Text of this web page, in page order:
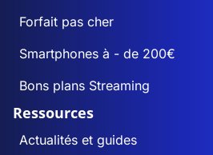
Forfait pas cher
Smartphones à - de 200€
Bons plans Streaming
Ressources
Actualités et guides